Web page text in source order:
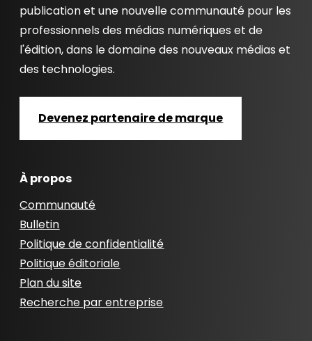
publication et une nouvelle communauté pour les
professionnels des médias numériques et de
l'édition, dans le domaine des nouveaux médias et
des technologies.
Devenez partenaire de marque
À propos
Communauté
Bulletin
Politique de confidentialité
Politique éditoriale
Plan du site
Recherche par entreprise